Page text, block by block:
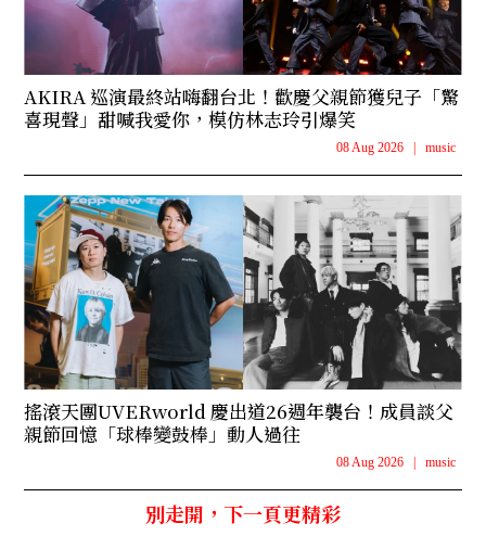
AKIRA 巡演最終站嗨翻台北！歡慶父親節獲兒子「驚
喜現聲」甜喊我愛你，模仿林志玲引爆笑
08 Aug 2026 | music
搖滾天團UVERworld 慶出道26週年襲台！成員談父
親節回憶「球棒變鼓棒」動人過往
08 Aug 2026 | music
別走開，下一頁更精彩